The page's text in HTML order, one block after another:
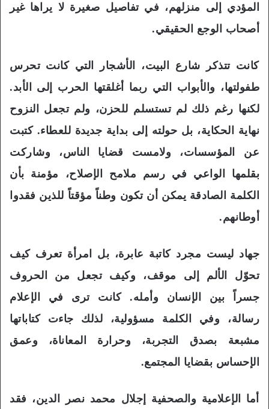
المؤدي إلى منزلهم، في تفاصيل صغيرة لا يراها غير
أصحاب الوجع الحقيقي.
كانت تتذكر شارع البيت، الأشجار التي كانت تحرس
طفولتها، والأبواب التي ربما أغلقتها الحرب إلى الأبد.
لكنها رغم ذلك لم تستسلم للحزن، ولم تجعل النزوح
نهاية الحكاية، بل حولته إلى بداية جديدة للعطاء. كتبت
عن المؤسسات، ولامست قضايا الناس، وشاركت
بقلمها الواعي في رسم ملامح الإصلاح، مؤمنة بأن
الكلمة الصادقة يمكن أن تكون وطناً مؤقتاً للذين فقدوا
أوطانهم.
جهاد ليست مجرد كاتبة عابرة، بل امرأة تعرف كيف
تحوّل الألم إلى موقف، وكيف تجعل من الحروف
جسراً بين الإنسان وأمله. كانت ترى في الإعلام
رسالة، وفي الكلمة مسؤولية، لذلك جاءت كتاباتها
مشبعة بصدق التجربة، وحرارة المعاناة، وعمق
الإحساس بقضايا المجتمع.
أما الإعلامية والصحفية إجلال محمد نصر الدين، فقد